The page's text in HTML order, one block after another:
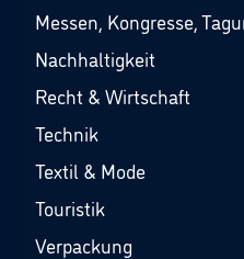
Messen, Kongresse,
Nachhaltigkeit
Recht & Wirtschaft
Technik
Textil & Mode
Touristik
Verpackung